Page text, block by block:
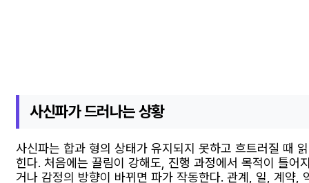
사신파가 드러나는 상황
사신파는 합과 형의 상태가 유지되지 못하고 흐트러질 때 읽
힌다. 처음에는 끌림이 강해도, 진행 과정에서 목적이 틀어
거나 감정의 방향이 바뀌면 파가 작동한다. 관계, 일, 계약,